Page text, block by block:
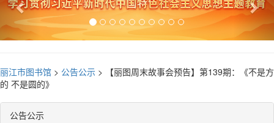
丽江市图书馆 > 公告公示 >
【丽图周末故事会预告】第139期：《不是方
的 不是圆的》
公告公示